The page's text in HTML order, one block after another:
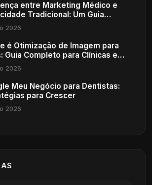
entre Marketing Médico e
Tradicional: Um Guia
2026
é Otimização de Imagem para
Guia Completo para Clínicas e
2026
Meu Negócio para Dentistas:
para Crescer
2026